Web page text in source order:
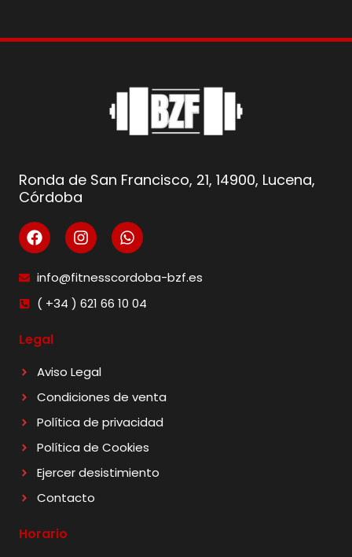
Ronda de San Francisco, 21, 14900, Lucena,
Córdoba
info@fitnesscordoba-bzf.es
( +34 ) 621 66 10 04
Legal
Aviso Legal
Condiciones de venta
Política de privacidad
Política de Cookies
Ejercer desistimiento
Contacto
Horario